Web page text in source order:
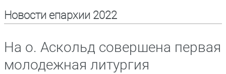
Новости епархии 2022
На о. Аскольд совершена первая
молодежная литургия